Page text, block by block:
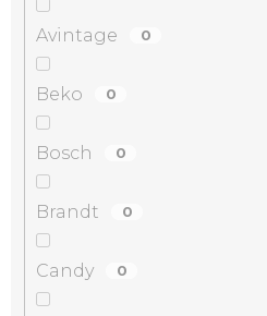
Avintage 0
Beko 0
Bosch 0
Brandt 0
Candy 0